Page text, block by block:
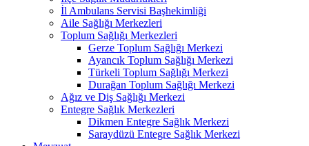
İl Ambulans Servisi Başhekimliği
Aile Sağlığı Merkezleri
Toplum Sağlığı Merkezleri
Gerze Toplum Sağlığı Merkezi
Ayancık Toplum Sağlığı Merkezi
Türkeli Toplum Sağlığı Merkezi
Durağan Toplum Sağlığı Merkezi
Ağız ve Diş Sağlığı Merkezi
Entegre Sağlık Merkezleri
Dikmen Entegre Sağlık Merkezi
Saraydüzü Entegre Sağlık Merkezi